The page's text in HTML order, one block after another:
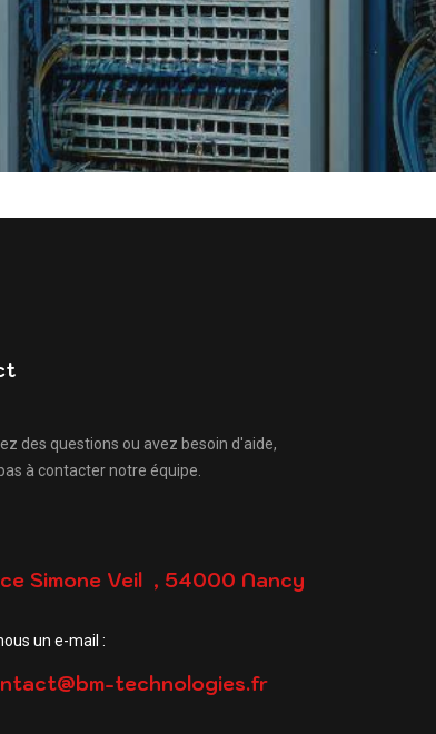
des questions ou avez besoin d'aide,
à contacter notre équipe.
Simone Veil , 54000 Nancy
un e-mail :
technologies.fr